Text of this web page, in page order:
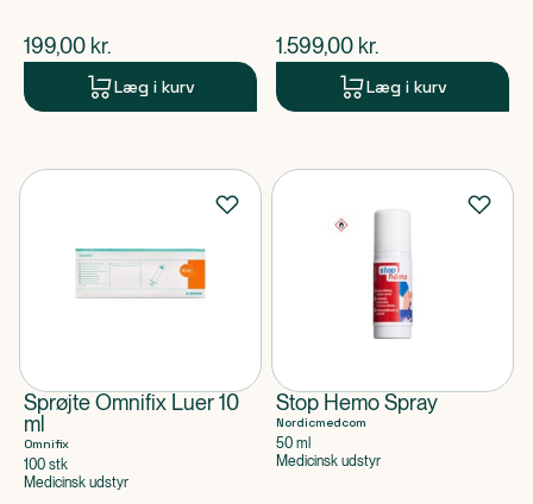
$nuværende pris
199,00 kr.
Læg i kurv
$nuværende pris
1.599,00 kr.
Læg i kurv
Sprøjte Omnifix Luer 10
ml
Omnifix
100 stk
Medicinsk udstyr
Stop Hemo Spray
Nordicmedcom
50 ml
Medicinsk udstyr